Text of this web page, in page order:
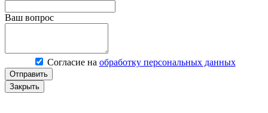
Ваш вопрос
Согласие на обработку персональных данных
Отправить
Закрыть